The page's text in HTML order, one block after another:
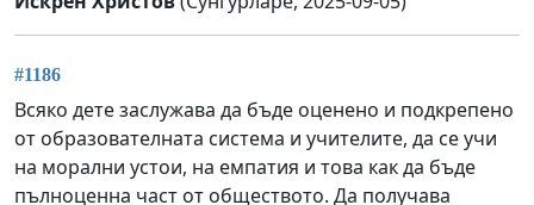
#1186
Всяко дете заслужава да бъде оценено и подкрепено
от образователната система и учителите, да се учи
на морални устои, на емпатия и това как да бъде
пълноценна част от обществото. Да получава